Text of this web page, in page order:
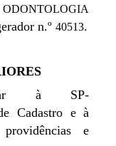
n.º 40513.
à SP-
Cadastro e à
e